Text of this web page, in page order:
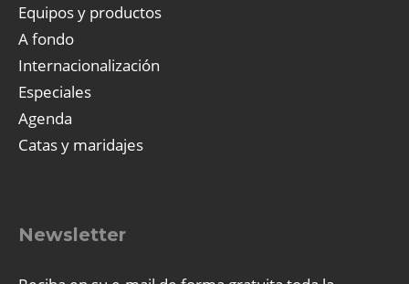
Equipos y productos
A fondo
Internacionalización
Especiales
Agenda
Catas y maridajes
Newsletter